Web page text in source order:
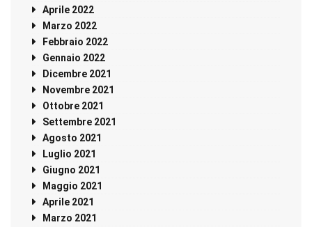
Aprile 2022
Marzo 2022
Febbraio 2022
Gennaio 2022
Dicembre 2021
Novembre 2021
Ottobre 2021
Settembre 2021
Agosto 2021
Luglio 2021
Giugno 2021
Maggio 2021
Aprile 2021
Marzo 2021